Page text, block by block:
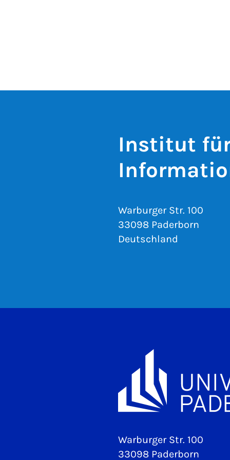
Institut
Warburger Str. 100
33098 Paderborn
Deutschland
Warburger Str. 100
33098 Paderborn